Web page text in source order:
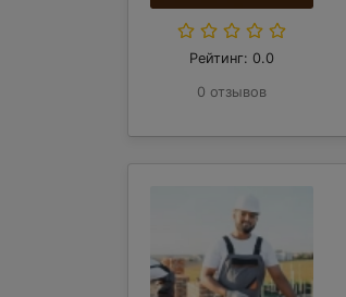
Рейтинг: 0.0
0 отзывов